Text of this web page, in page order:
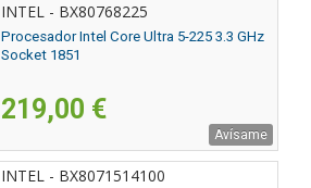
INTEL - BX80768225
Procesador Intel Core Ultra 5-225 3.3 GHz
Socket 1851
219,00 €
Avísame
INTEL - BX8071514100